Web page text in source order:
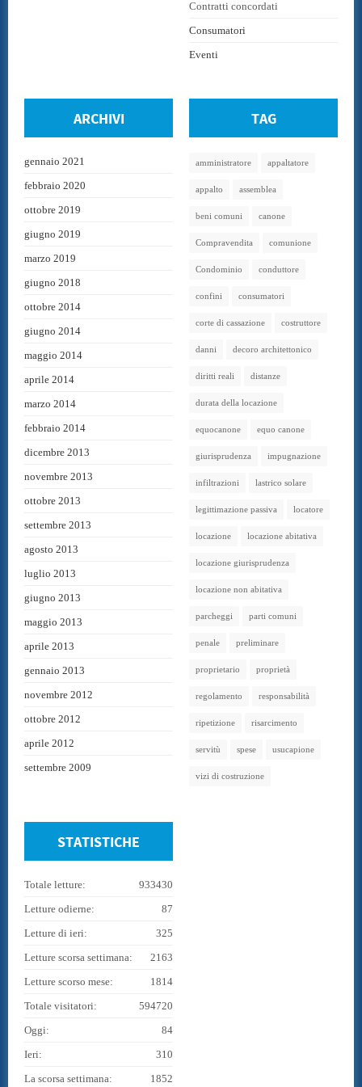
Contratti concordati
Consumatori
Eventi
ARCHIVI
gennaio 2021
febbraio 2020
ottobre 2019
giugno 2019
marzo 2019
giugno 2018
ottobre 2014
giugno 2014
maggio 2014
aprile 2014
marzo 2014
febbraio 2014
dicembre 2013
novembre 2013
ottobre 2013
settembre 2013
agosto 2013
luglio 2013
giugno 2013
maggio 2013
aprile 2013
gennaio 2013
novembre 2012
ottobre 2012
aprile 2012
settembre 2009
TAG
amministratore appaltatore
appalto assemblea
beni comuni canone
Compravendita comunione
Condominio conduttore
confini consumatori
corte di cassazione costruttore
danni decoro architettonico
diritti reali distanze
durata della locazione
equocanone equo canone
giurisprudenza impugnazione
infiltrazioni lastrico solare
legittimazione passiva locatore
locazione locazione abitativa
locazione giurisprudenza
locazione non abitativa
parcheggi parti comuni
penale preliminare
proprietario proprietà
regolamento responsabilità
ripetizione risarcimento
servitù spese usucapione
vizi di costruzione
STATISTICHE
933430
Totale letture:
87
Letture odierne:
325
Letture di ieri:
2163
Letture scorsa settimana:
1814
Letture scorso mese:
594720
Totale visitatori:
84
Oggi:
310
Ieri:
1852
La scorsa settimana: